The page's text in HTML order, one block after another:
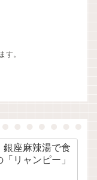
す。
銀座麻辣湯で食
リャンピー」